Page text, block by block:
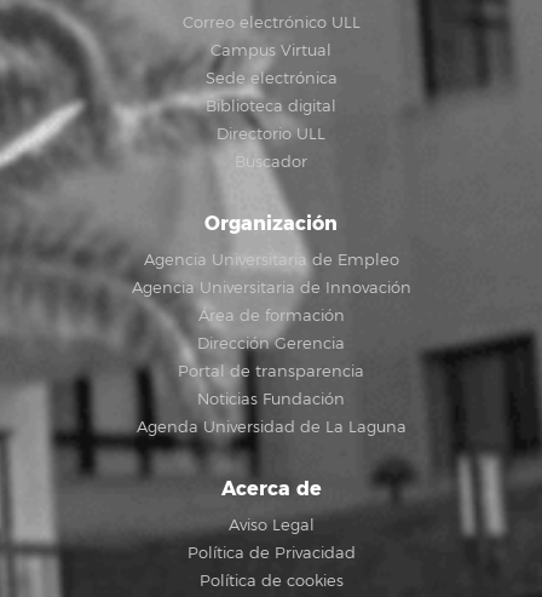
Correo electrónico ULL
Campus Virtual
Sede electrónica
Biblioteca digital
Directorio ULL
Buscador
Organización
Agencia Universitaria de Empleo
Agencia Universitaria de Innovación
Área de formación
Dirección Gerencia
Portal de transparencia
Noticias Fundación
Agenda Universidad de La Laguna
Acerca de
Aviso Legal
Política de Privacidad
Política de cookies